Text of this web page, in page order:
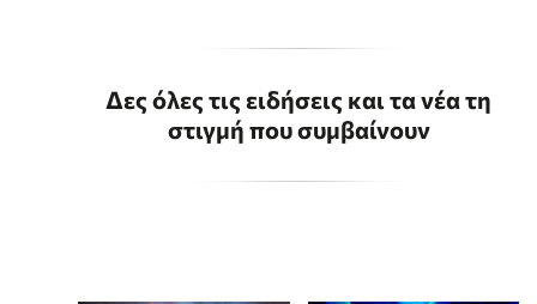
Δες όλες τις ειδήσεις και τα νέα τη
στιγμή που συμβαίνουν